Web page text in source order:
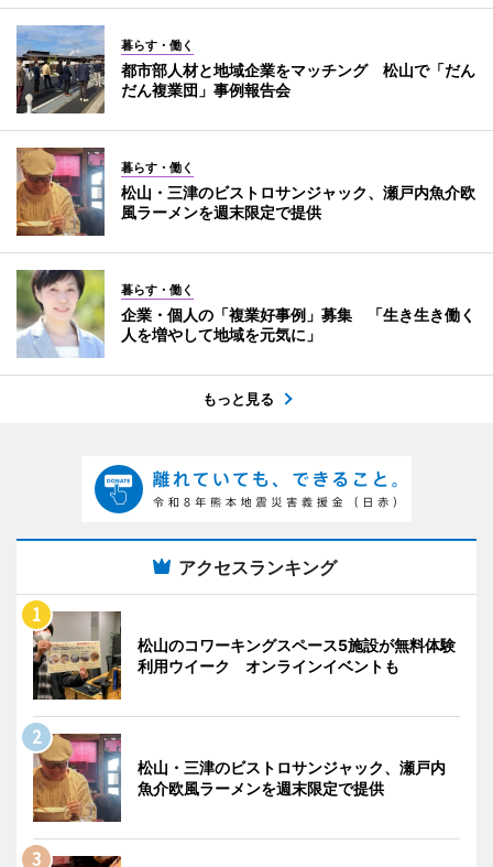
暮らす・働く
都市部人材と地域企業をマッチング 松山で「だん
だん複業団」事例報告会
暮らす・働く
松山・三津のビストロサンジャック、瀬戸内魚介欧
風ラーメンを週末限定で提供
暮らす・働く
企業・個人の「複業好事例」募集 「生き生き働く
人を増やして地域を元気に」
もっと見る
アクセスランキング
松山のコワーキングスペース5施設が無料体験
利用ウイーク オンラインイベントも
松山・三津のビストロサンジャック、瀬戸内
魚介欧風ラーメンを週末限定で提供